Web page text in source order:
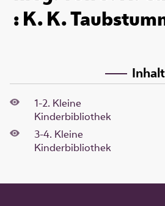
: K. K.
Inhalt
1-2. Kleine
Kinderbibliothek
3-4. Kleine
Kinderbibliothek